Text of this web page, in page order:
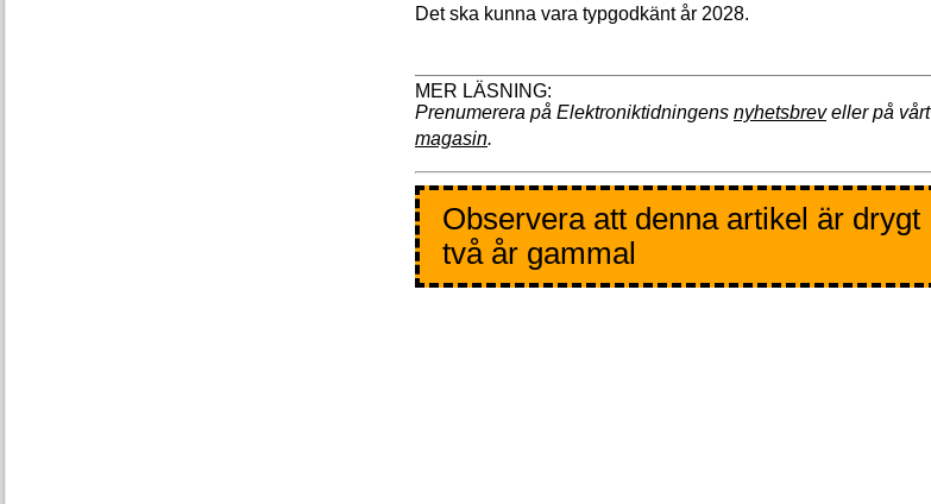
Det ska kunna vara typgodkänt år 2028.
Prenumerera på Elektroniktidningens nyhetsbreveller på vårt
magasin.
Observera att denna artikel är drygt
två år gammal